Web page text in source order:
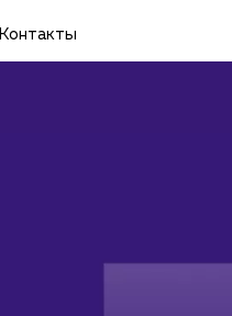
Контакты